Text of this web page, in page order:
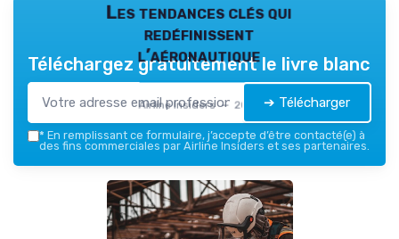
Les tendances clés qui
redéfinissent
l’aéronautique
Airline Insiders — 2026
Téléchargez gratuitement le livre blanc
➔ Télécharger
* En remplissant ce formulaire, j’accepte d’être contacté(e) à
des fins commerciales par Airline Insiders et ses partenaires.